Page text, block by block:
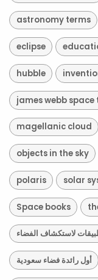
astronomy terms
eclipse
hubble
james webb space
magellanic cloud
objects in the sky
polaris solar
Space books
لاستكشاف الفضاء
أول رائدة فضاء سعودية